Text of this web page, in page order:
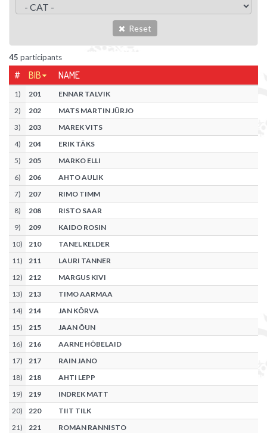
Reset
45 participants
# BIB NAME
1) 201
ENNAR TALVIK
2) 202
MATS MARTIN JÜRJO
3) 203
MAREK VITS
4) 204
ERIK TÄKS
5) 205
MARKO ELLI
6) 206
AHTO AULIK
7) 207
RIMO TIMM
8) 208
RISTO SAAR
9) 209
KAIDO ROSIN
10) 210
TANEL KELDER
11) 211
LAURI TANNER
12) 212
MARGUS KIVI
13) 213
TIMO AARMAA
14) 214
JAN KÕRVA
15) 215
JAAN ÕUN
16) 216
AARNE HÕBELAID
17) 217
RAIN JANO
18) 218
AHTI LEPP
19) 219
INDREK MATT
20) 220
TIIT TILK
21) 221
ROMAN RANNISTO